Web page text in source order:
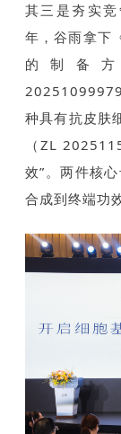
其三是夯实
年，谷雨拿下
的制备
种具有抗皮肤
（ZL
效”。两件核
合成到终端功